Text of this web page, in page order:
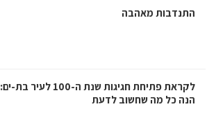
התנדבות מאהבה
לקראת פתיחת חגיגות שנת ה-100 לעיר בת-ים:
הנה כל מה שחשוב לדעת